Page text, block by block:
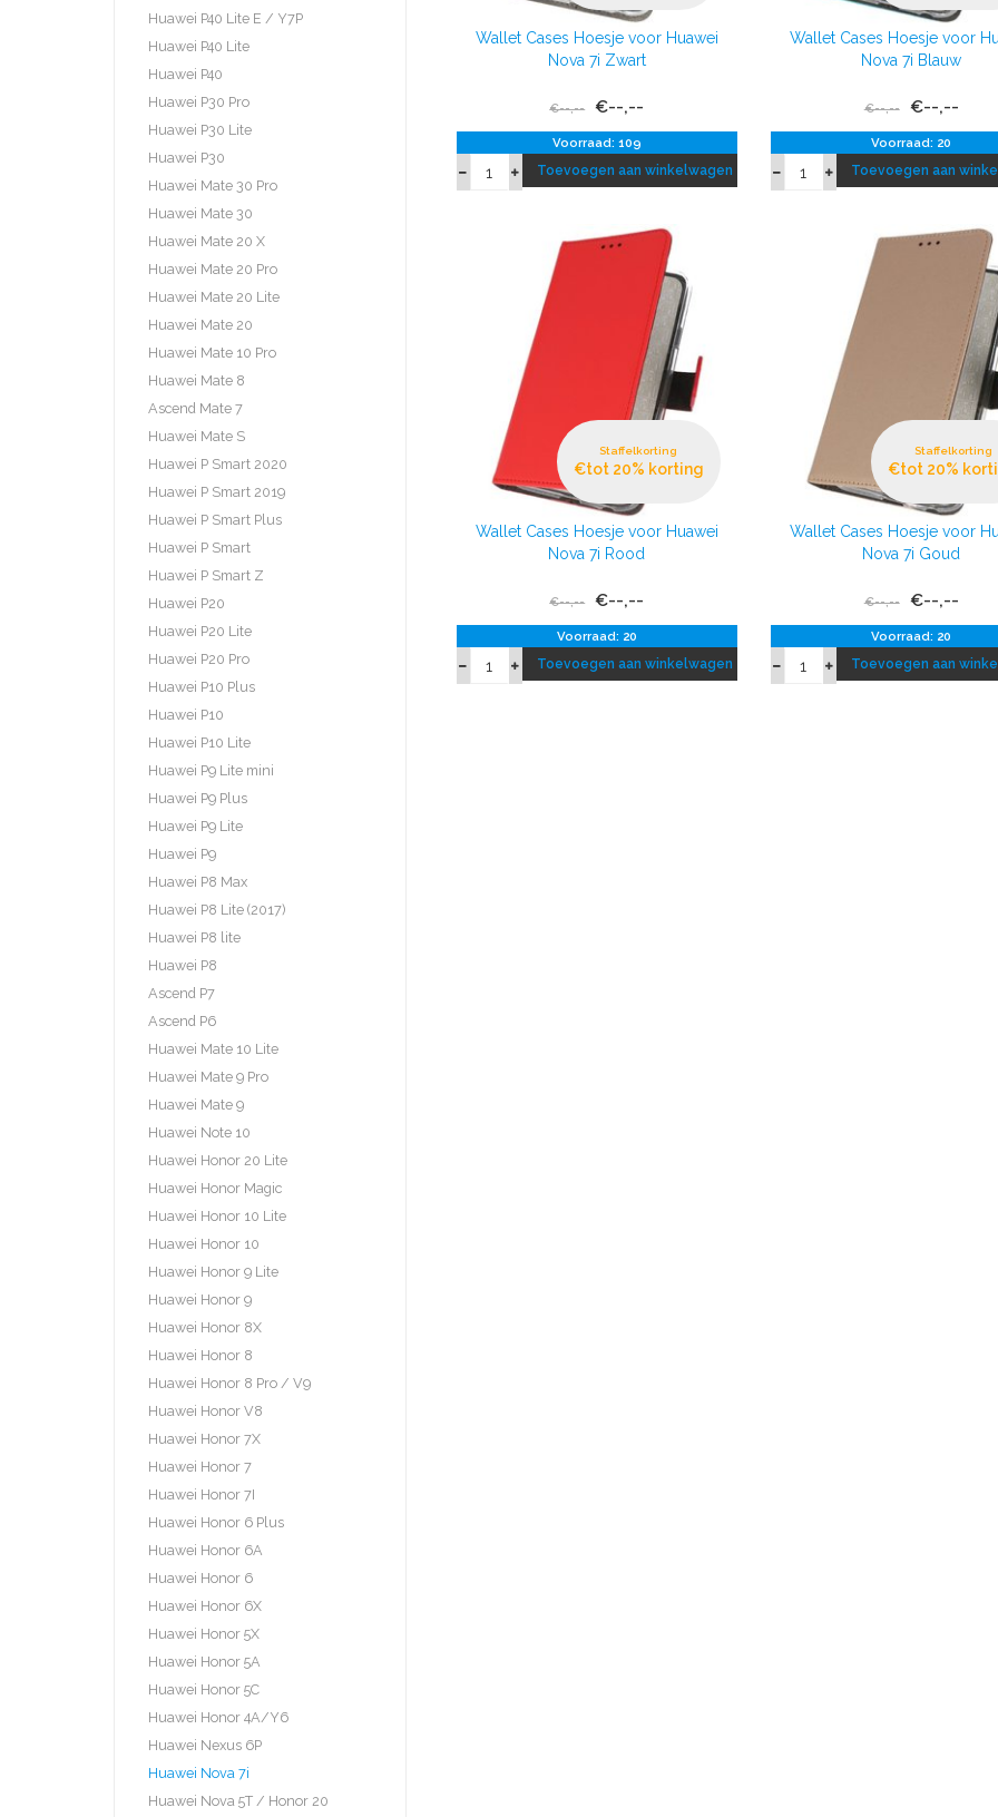
Huawei P40 Lite E / Y7P
Huawei P40 Lite
Huawei P40
Huawei P30 Pro
Huawei P30 Lite
Huawei P30
Huawei Mate 30 Pro
Huawei Mate 30
Huawei Mate 20 X
Huawei Mate 20 Pro
Huawei Mate 20 Lite
Huawei Mate 20
Huawei Mate 10 Pro
Huawei Mate 8
Ascend Mate 7
Huawei Mate S
Huawei P Smart 2020
Huawei P Smart 2019
Huawei P Smart Plus
Huawei P Smart
Huawei P Smart Z
Huawei P20
Huawei P20 Lite
Huawei P20 Pro
Huawei P10 Plus
Huawei P10
Huawei P10 Lite
Huawei P9 Lite mini
Huawei P9 Plus
Huawei P9 Lite
Huawei P9
Huawei P8 Max
Huawei P8 Lite (2017)
Huawei P8 lite
Huawei P8
Ascend P7
Ascend P6
Huawei Mate 10 Lite
Huawei Mate 9 Pro
Huawei Mate 9
Huawei Note 10
Huawei Honor 20 Lite
Huawei Honor Magic
Huawei Honor 10 Lite
Huawei Honor 10
Huawei Honor 9 Lite
Huawei Honor 9
Huawei Honor 8X
Huawei Honor 8
Huawei Honor 8 Pro / V9
Huawei Honor V8
Huawei Honor 7X
Huawei Honor 7
Huawei Honor 7I
Huawei Honor 6 Plus
Huawei Honor 6A
Huawei Honor 6
Huawei Honor 6X
Huawei Honor 5X
Huawei Honor 5A
Huawei Honor 5C
Huawei Honor 4A/Y6
Huawei Nexus 6P
Huawei Nova 7i
Huawei Nova 5T / Honor 20
Wallet Cases Hoesje voor Huawei
Nova 7i Zwart
€--,-- €--,--
Voorraad: 109
Toevoegen aan winkelwagen
Wallet Cases Hoesje voor
Nova 7i Blauw
€--,-- €--,--
Voorraad: 20
Toevoegen aan
Staffelkorting
€tot 20% korting
Wallet Cases Hoesje voor Huawei
Nova 7i Rood
€--,-- €--,--
Voorraad: 20
Toevoegen aan winkelwagen
Staffelkorting
€tot 20%
Wallet Cases Hoesje voor
Nova 7i Goud
€--,-- €--,--
Voorraad: 20
Toevoegen aan